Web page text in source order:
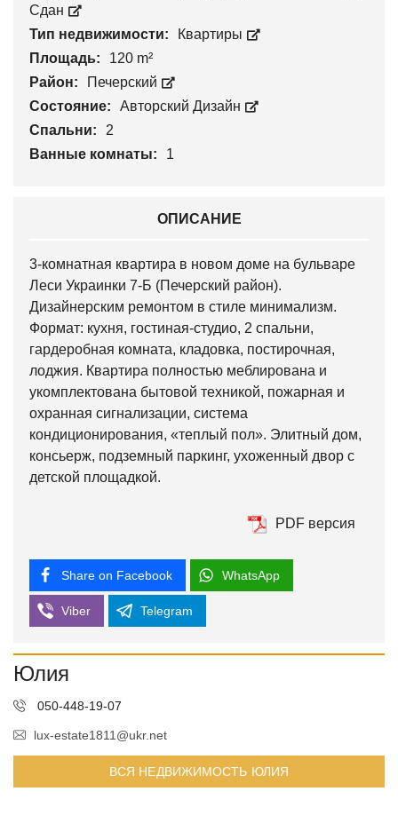
Сдан
Тип недвижимости:
Квартиры
Площадь:
120 m²
Район:
Печерский
Состояние:
Авторский Дизайн
Спальни:
2
Ванные комнаты:
1
ОПИСАНИЕ
3-комнатная квартира в новом доме на бульваре
Леси Украинки 7-Б (Печерский район).
Дизайнерским ремонтом в стиле минимализм.
Формат: кухня, гостиная-студио, 2 спальни,
гардеробная комната, кладовка, постирочная,
лоджия. Квартира полностью меблирована и
укомплектована бытовой техникой, пожарная и
охранная сигнализации, система
кондиционирования, «теплый пол». Элитный дом,
консьерж, подземный паркинг, ухоженный двор с
детской площадкой.
PDF версия
Share on Facebook WhatsApp
Viber Telegram
Юлия
050-448-19-07
lux-estate1811@ukr.net
ВСЯ НЕДВИЖИМОСТЬ ЮЛИЯ